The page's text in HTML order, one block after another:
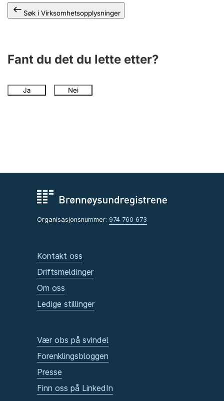
Søk i Virksomhetsopplysninger
Fant du det du lette etter?
Ja Nei
Organisasjonsnummer: 974 760 673
Kontakt oss
Driftsmeldinger
Om oss
Ledige stillinger
Vær obs på svindel
Forenklingsbloggen
Presse
Finn oss på LinkedIn